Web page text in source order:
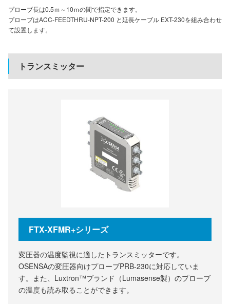
プローブ長は0.5ｍ～10ｍの間で指定できます。
プローブはACC-FEEDTHRU-NPT-200 と延長ケーブル EXT-230を組み合わせ
て設置します。
トランスミッター
FTX-XFMR+シリーズ
変圧器の温度監視に適したトランスミッターです。
OSENSAの変圧器向けプローブPRB-230に対応していま
す。また、Luxtron™ブランド（Lumasense製）のプローブ
の温度も読み取ることができます。